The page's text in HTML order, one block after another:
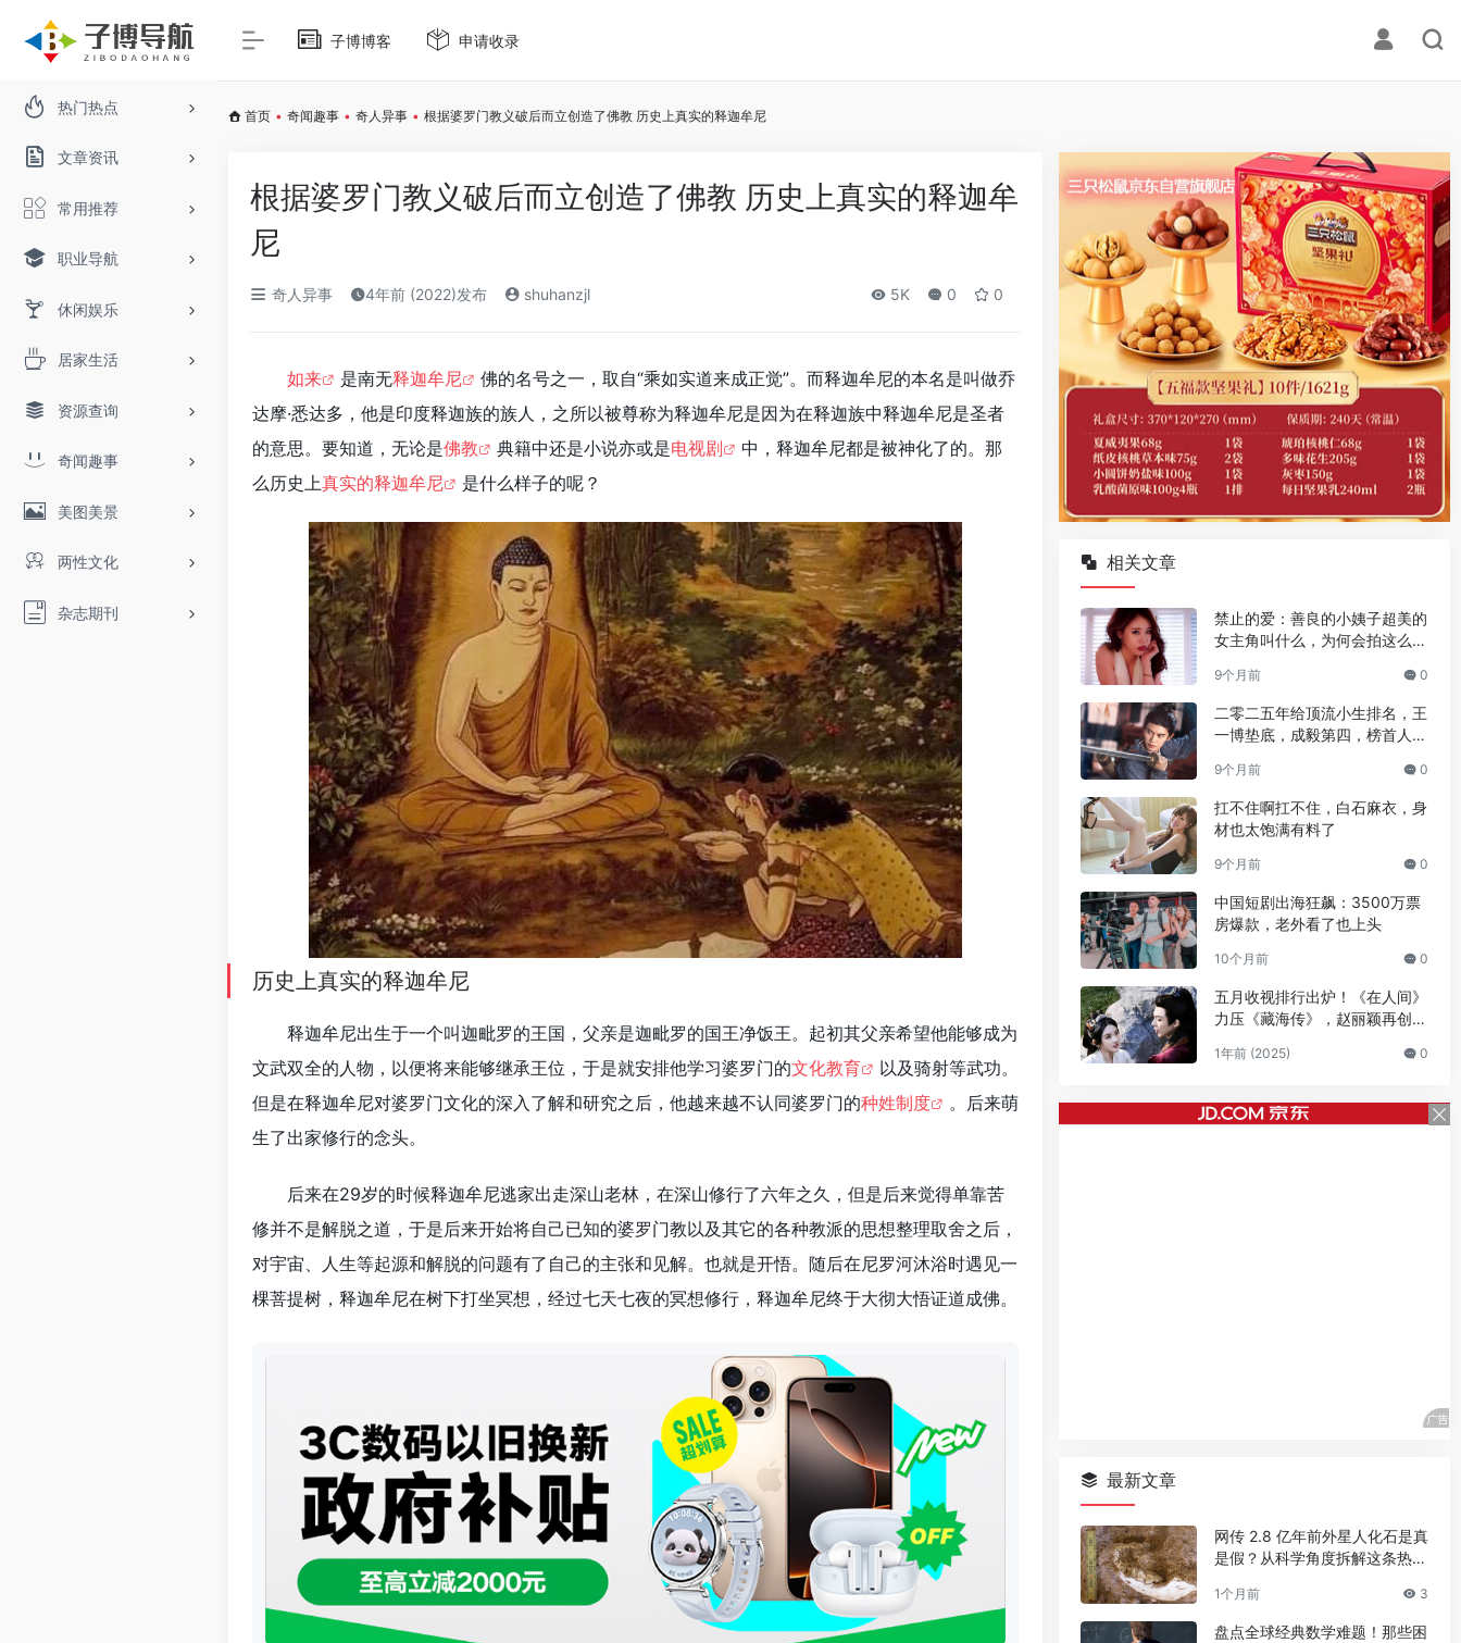
热门热点
文章资讯
常用推荐
职业导航
休闲娱乐
居家生活
资源查询
奇闻趣事
美图美景
两性文化
杂志期刊
子博博客 申请收录
首页 • 奇闻趣事 • 奇人异事 • 根据婆罗门教义破后而立创造了佛教 历史上真实的释迦牟尼
根据婆罗门教义破后而立创造了佛教 历史上真实的释迦牟
尼
奇人异事 4年前 (2022)发布 shuhanzjl 5K 0 0
如来 是南无释迦牟尼
佛的名号之一，取自“乘如实道来成正觉”。而释迦牟尼的本名是叫做乔
达摩·悉达多，他是印度释迦族的族人，之所以被尊称为释迦牟尼是因为在释迦族中释迦牟尼是圣者
的意思。要知道，无论是佛教 典籍中还是小说亦或是电视剧
中，释迦牟尼都是被神化了的。那
么历史上真实的释迦牟尼 是什么样子的呢？
历史上真实的释迦牟尼
释迦牟尼出生于一个叫迦毗罗的王国，父亲是迦毗罗的国王净饭王。起初其父亲希望他能够成为
文武双全的人物，以便将来能够继承王位，于是就安排他学习婆罗门的文化教育
以及骑射等武功。
但是在释迦牟尼对婆罗门文化的深入了解和研究之后，他越来越不认同婆罗门的种姓制度
。后来萌
生了出家修行的念头。
后来在29岁的时候释迦牟尼逃家出走深山老林，在深山修行了六年之久，但是后来觉得单靠苦
修并不是解脱之道，于是后来开始将自己已知的婆罗门教以及其它的各种教派的思想整理取舍之后，
对宇宙、人生等起源和解脱的问题有了自己的主张和见解。也就是开悟。随后在尼罗河沐浴时遇见一
棵菩提树，释迦牟尼在树下打坐冥想，经过七天七夜的冥想修行，释迦牟尼终于大彻大悟证道成佛。
相关文章
禁止的爱：善良的小姨子超美的
女主角叫什么，为何会拍这么现
9个月前 0
二零二五年给顶流小生排名，王
一博垫底，成毅第四，榜首人气
9个月前 0
扛不住啊扛不住，白石麻衣，身
材也太饱满有料了
9个月前 0
中国短剧出海狂飙：3500万票
房爆款，老外看了也上头
10个月前 0
五月收视排行出炉！《在人间》
力压《藏海传》，赵丽颖再创奇
1年前 (2025) 0
最新文章
网传 2.8 亿年前外星人化石是真
是假？从科学角度拆解这条热门
1个月前 3
盘点全球经典数学难题！那些困